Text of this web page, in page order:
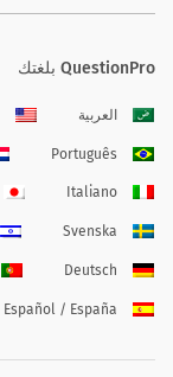
QuestionPro بلغتك
العربية
Português
Italiano
Svenska
Deutsch
Español / España